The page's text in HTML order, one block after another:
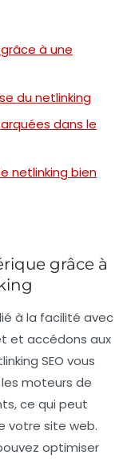
à une
du netlinking
dans le
netlinking bien
grâce à
à la facilité avec
et accédons aux
SEO vous
moteurs de
ce qui peut
votre site web.
optimiser